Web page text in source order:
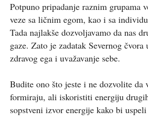
Potpuno pripadanje raznim grupama
veze sa ličnim egom, kao i sa
Tada najlakše dozvoljavamo da nas
gaze. Zato je zadatak Severnog
zdravog ega i uvažavanje sebe.
Budite ono što jeste i ne dozvolite da
formiraju, ali iskoristiti energiju
sopstveni izvor energije kako bi